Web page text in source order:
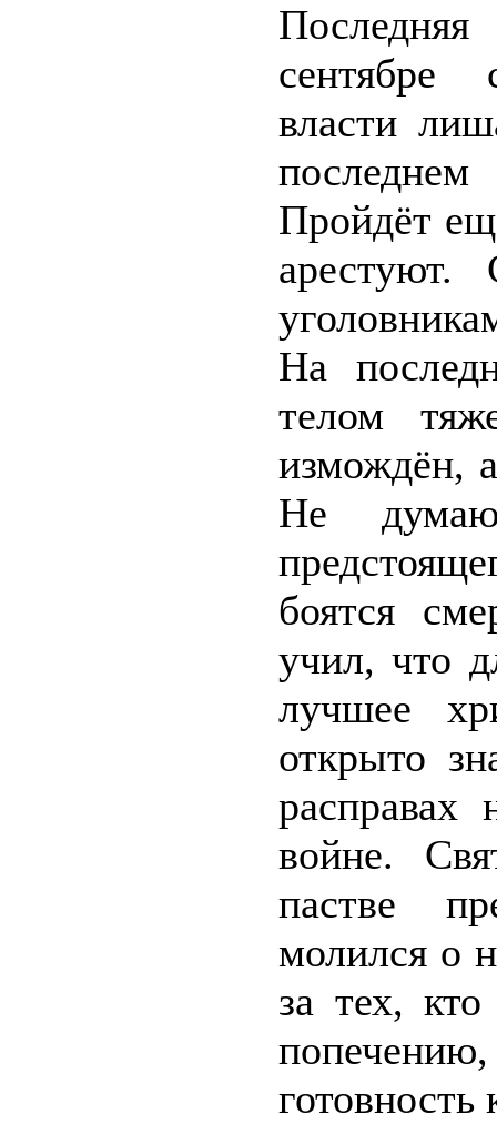
сентябре
власти
Пройдёт
На
телом
измождён,
Не
боятся
учил, что
лучшее
открыто
войне.
пастве
молился о
за тех,
готовность